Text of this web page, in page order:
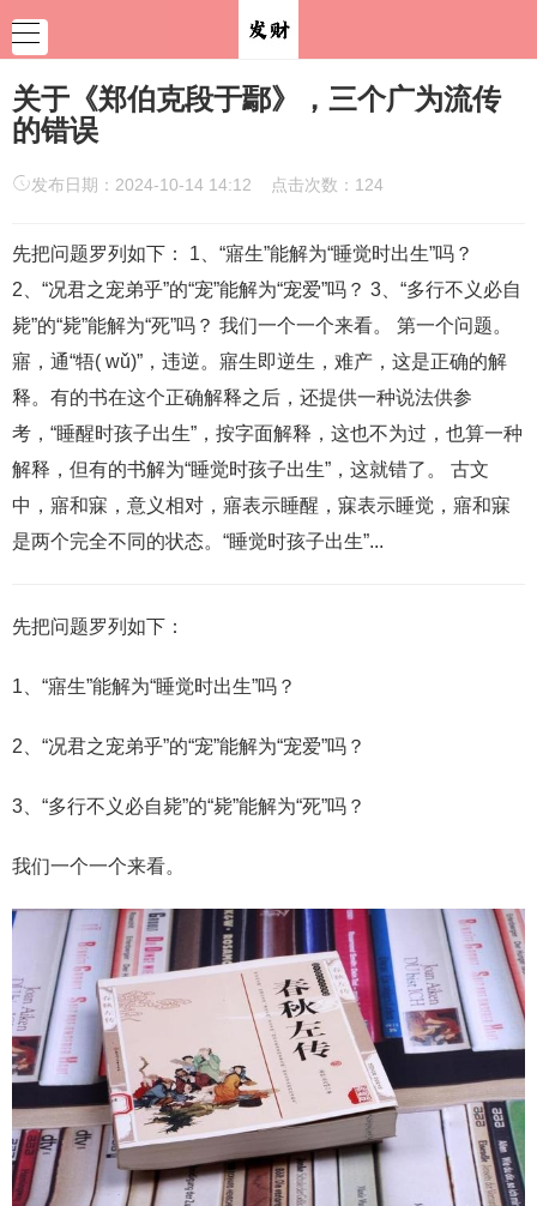
关于《郑伯克段于鄢》，三个广为流传
的错误
发布日期：2024-10-14 14:12 点击次数：124
先把问题罗列如下： 1、“寤生”能解为“睡觉时出生”吗？
2、“况君之宠弟乎”的“宠”能解为“宠爱”吗？ 3、“多行不义必自
毙”的“毙”能解为“死”吗？ 我们一个一个来看。 第一个问题。
寤，通“牾( wǔ)”，违逆。寤生即逆生，难产，这是正确的解
释。有的书在这个正确解释之后，还提供一种说法供参
考，“睡醒时孩子出生”，按字面解释，这也不为过，也算一种
解释，但有的书解为“睡觉时孩子出生”，这就错了。 古文
中，寤和寐，意义相对，寤表示睡醒，寐表示睡觉，寤和寐
是两个完全不同的状态。“睡觉时孩子出生”...
先把问题罗列如下：
1、“寤生”能解为“睡觉时出生”吗？
2、“况君之宠弟乎”的“宠”能解为“宠爱”吗？
3、“多行不义必自毙”的“毙”能解为“死”吗？
我们一个一个来看。